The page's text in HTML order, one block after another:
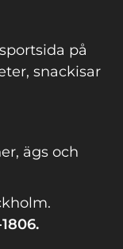
på
snackisar
ägs och